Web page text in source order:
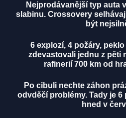
Nejprodávanější typ auta
slabinu. Crossovery
být
6 explozí, 4 požáry,
zdevastovali jednu z pěti
rafinerií 700 km od
Po cibuli nechte záhon
odvděčí problémy. Tady je 6
hned v